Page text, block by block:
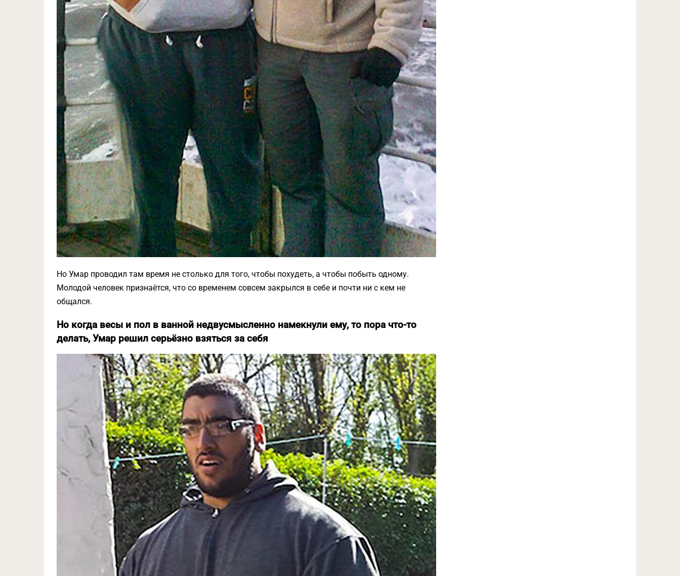
Но Умар проводил там время не столько для того, чтобы похудеть, а чтобы побыть одному.
Молодой человек признаётся, что со временем совсем закрылся в себе и почти ни с кем не
общался.
Но когда весы и пол в ванной недвусмысленно намекнули ему, то пора что-то
делать, Умар решил серьёзно взяться за себя